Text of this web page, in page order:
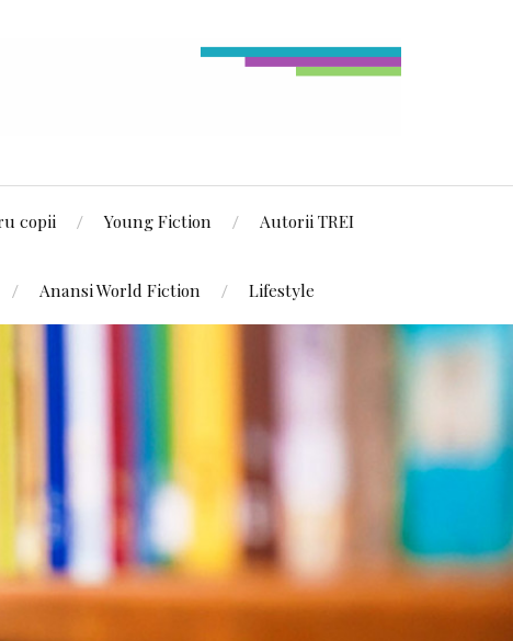
copii Young Fiction Autorii TREI
Anansi World Fiction Lifestyle